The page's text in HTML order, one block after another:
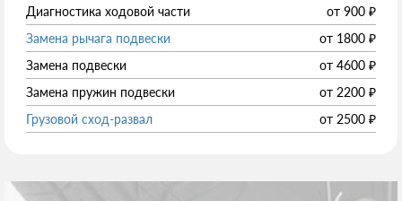
Диагностика ходовой части
от 900 ₽
Замена рычага подвески
от 1800 ₽
Замена подвески
от 4600 ₽
Замена пружин подвески
от 2200 ₽
Грузовой сход-развал
от 2500 ₽